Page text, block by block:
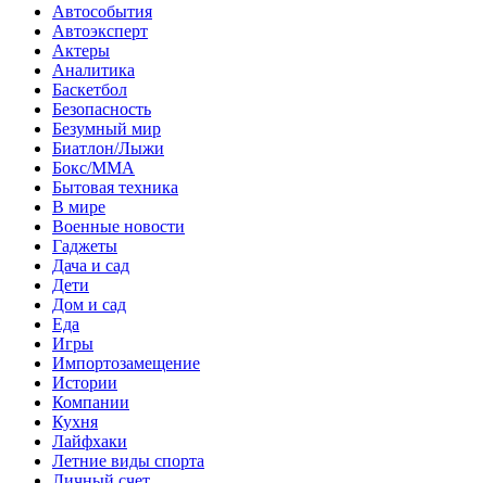
Автособытия
Автоэксперт
Актеры
Аналитика
Баскетбол
Безопасность
Безумный мир
Биатлон/Лыжи
Бокс/MMA
Бытовая техника
В мире
Военные новости
Гаджеты
Дача и сад
Дети
Дом и сад
Еда
Игры
Импортозамещение
Истории
Компании
Кухня
Лайфхаки
Летние виды спорта